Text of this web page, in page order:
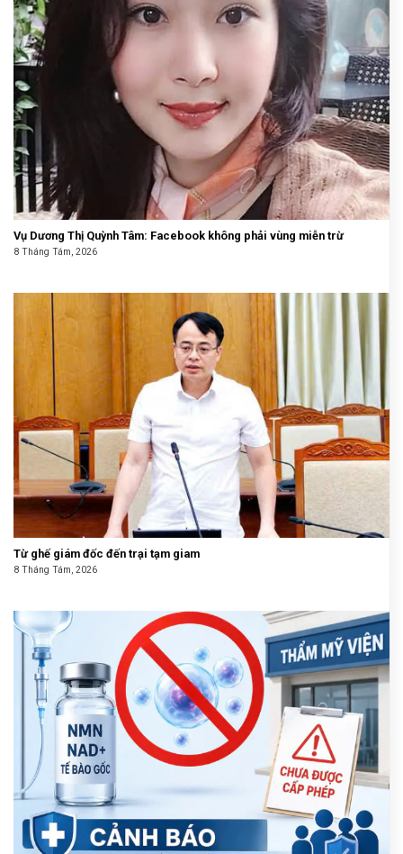
Vụ Dương Thị Quỳnh Tâm: Facebook không phải vùng miễn trừ
8 Tháng Tám, 2026
Từ ghế giám đốc đến trại tạm giam
8 Tháng Tám, 2026